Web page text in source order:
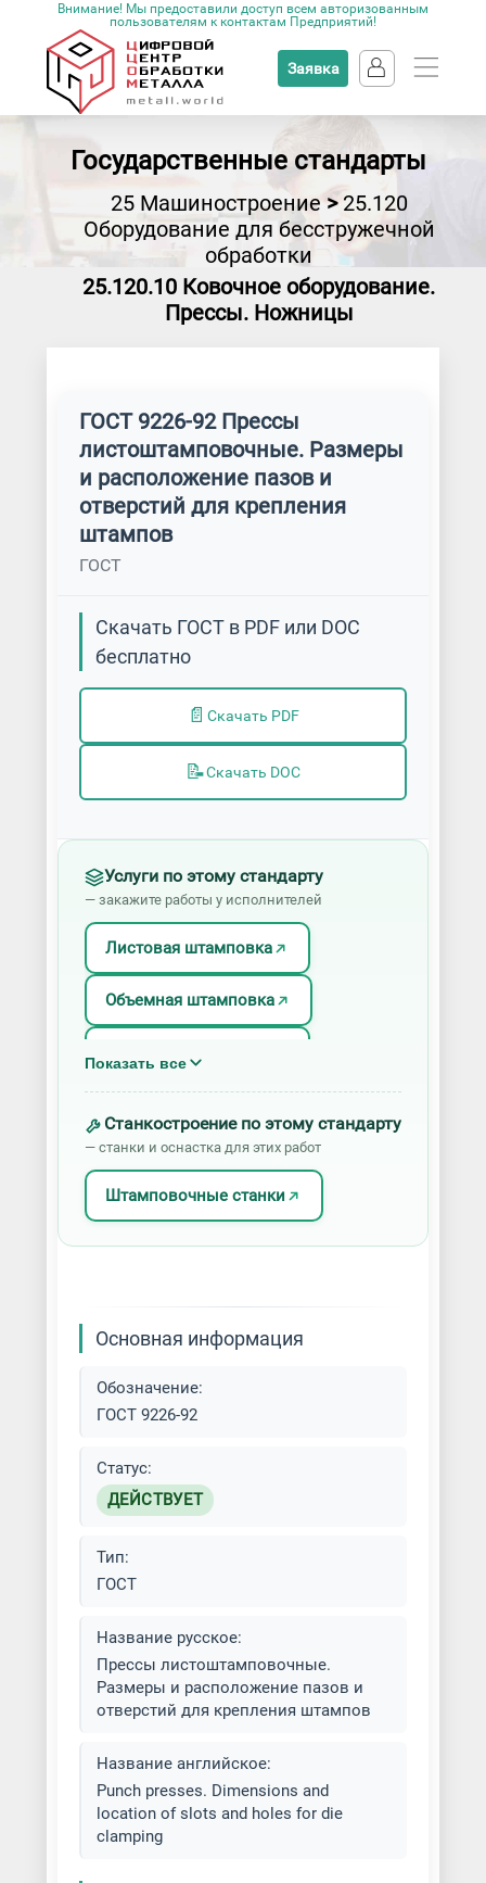
Внимание! Мы предоставили доступ всем авторизованным
пользователям к контактам Предприятий!
Заявка
Государственные стандарты
25 Машиностроение>25.120
Оборудование для бесстружечной
обработки
25.120.10 Ковочное оборудование.
Прессы. Ножницы
ГОСТ 9226-92 Прессы
листоштамповочные. Размеры
и расположение пазов и
отверстий для крепления
штампов
ГОСТ
Скачать ГОСТ в PDF или DOC
бесплатно
📄 Скачать PDF
📝Скачать DOC
Услуги по этому стандарту
— закажите работы у исполнителей
Листовая штамповка
Объемная штамповка
Штамповка алюминия
Штамповка медалей
Штамповка металлов разных
Штамповка нержавеющей стали
Показать все
Станкостроение по этому стандарту
— станки и оснастка для этих работ
Штамповочные станки
Основная информация
Обозначение:
ГОСТ 9226-92
Статус:
ДЕЙСТВУЕТ
Тип:
ГОСТ
Название русское:
Прессы листоштамповочные.
Размеры и расположение пазов и
отверстий для крепления штампов
Название английское:
Punch presses. Dimensions and
location of slots and holes for die
clamping